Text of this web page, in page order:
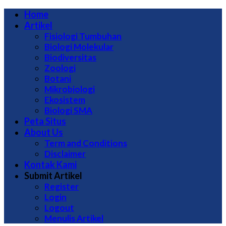
Home
Artikel
Fisiologi Tumbuhan
Biologi Molekular
Biodiversitas
Zoologi
Botani
Mikrobiologi
Ekosistem
Biologi SMA
Peta Situs
About Us
Term and Conditions
Disclaimer
Kontak Kami
Submit Artikel
Register
Login
Logout
Menulis Artikel